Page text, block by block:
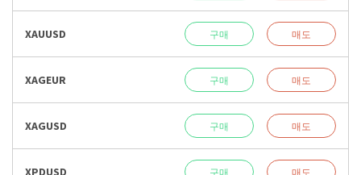
XAUUSD 구매 매도
XAGEUR 구매 매도
XAGUSD 구매 매도
XPDUSD 구매 매도